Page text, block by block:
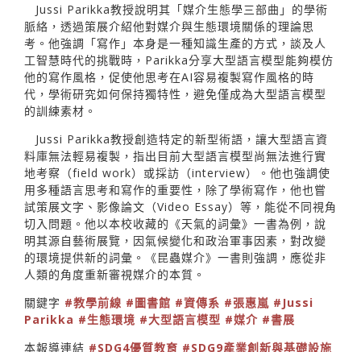
Jussi Parikka教授說明其「媒介生態學三部曲」的學術
脈絡，透過策展介紹他對媒介與生態環境關係的理論思
考。他強調「寫作」本身是一種知識生產的方式，談及人
工智慧時代的挑戰時，Parikka分享大型語言模型能夠模仿
他的寫作風格，促使他思考在AI容易複製寫作風格的時
代，學術研究如何保持獨特性，避免僅成為大型語言模型
的訓練素材。
Jussi Parikka教授創造特定的新型術語，讓大型語言資
料庫無法輕易複製，指出目前大型語言模型尚無法進行實
地考察（field work）或採訪（interview）。他也強調使
用多種語言思考和寫作的重要性，除了學術寫作，他也嘗
試策展文字、影像論文（Video Essay）等，能從不同視角
切入問題。他以本校收藏的《天氣的詞彙》一書為例，說
明其源自藝術展覽，因氣候變化和政治軍事因素，對改變
的環境提供新的詞彙。《昆蟲媒介》一書則強調，應從非
人類的角度重新審視媒介的本質。
關鍵字 #教學前線 #圖書館 #資傳系 #張惠嵐 #Jussi
Parikka #生態環境 #大型語言模型 #媒介 #書展
本報導連結 #SDG4優質教育 #SDG9產業創新與基礎設施